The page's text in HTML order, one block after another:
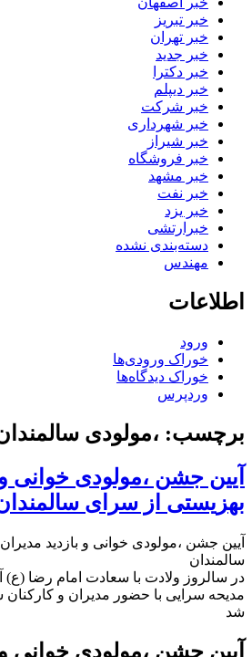
خبر تبریز
خبر تهران
خبر جدید
خبر دکترا
خبر دیپلم
خبر شرکت
خبر شهرداری
خبر شیراز
خبر فروشگاه
خبر مشهد
خبر نفت
خبر یزد
خبرارتشی
دسته‌بندی نشده
مهندس
اطلاعات
ورود
خوراک ورودی‌ها
خوراک دیدگاه‌ها
وردپرس
برچسب: ،مولودی
آیین جشن ،مولودی خوانی
بهزیستی از سرای
آیین جشن ،مولودی خوانی و بازدید
سالمندان
در سالروز ولادت با سعادت امام رضا (ع)
مدیحه سرایی با حضور مدیران و کارکنان
شد
آیین جشن ،مولودی خوانی